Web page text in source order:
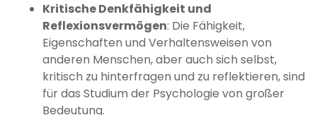
Kritische Denkfähigkeit und
Reflexionsvermögen: Die Fähigkeit,
Eigenschaften und Verhaltensweisen von
anderen Menschen, aber auch sich selbst,
kritisch zu hinterfragen und zu reflektieren, sind
für das Studium der Psychologie von großer
Bedeutung.